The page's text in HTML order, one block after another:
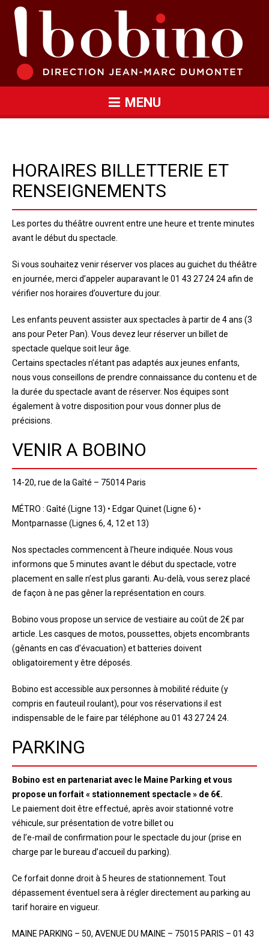
MENU
HORAIRES BILLETTERIE ET
RENSEIGNEMENTS
Les portes du théâtre ouvrent entre une heure et trente minutes
avant le début du spectacle.
Si vous souhaitez venir réserver vos places au guichet du théâtre
en journée, merci d’appeler auparavant le 01 43 27 24 24 afin de
vérifier nos horaires d’ouverture du jour.
Les enfants peuvent assister aux spectacles à partir de 4 ans (3
ans pour Peter Pan). Vous devez leur réserver un billet de
spectacle quelque soit leur âge.
Certains spectacles n’étant pas adaptés aux jeunes enfants,
nous vous conseillons de prendre connaissance du contenu et de
la durée du spectacle avant de réserver. Nos équipes sont
également à votre disposition pour vous donner plus de
précisions.
VENIR A BOBINO
14-20, rue de la Gaîté – 75014 Paris
MÉTRO : Gaîté (Ligne 13) • Edgar Quinet (Ligne 6) •
Montparnasse (Lignes 6, 4, 12 et 13)
Nos spectacles commencent à l’heure indiquée. Nous vous
informons que 5 minutes avant le début du spectacle, votre
placement en salle n’est plus garanti. Au-delà, vous serez placé
de façon à ne pas gêner la représentation en cours.
Bobino vous propose un service de vestiaire au coût de 2€ par
article. Les casques de motos, poussettes, objets encombrants
(gênants en cas d’évacuation) et batteries doivent
obligatoirement y être déposés.
Bobino est accessible aux personnes à mobilité réduite (y
compris en fauteuil roulant), pour vos réservations il est
indispensable de le faire par téléphone au 01 43 27 24 24.
PARKING
Bobino est en partenariat avec le Maine Parking et vous
propose un forfait « stationnement spectacle » de 6€.
Le paiement doit être effectué, après avoir stationné votre
véhicule, sur présentation de votre billet ou
de l’e-mail de confirmation pour le spectacle du jour (prise en
charge par le bureau d’accueil du parking).
Ce forfait donne droit à 5 heures de stationnement. Tout
dépassement éventuel sera à régler directement au parking au
tarif horaire en vigueur.
MAINE PARKING – 50, AVENUE DU MAINE – 75015 PARIS – 01 43